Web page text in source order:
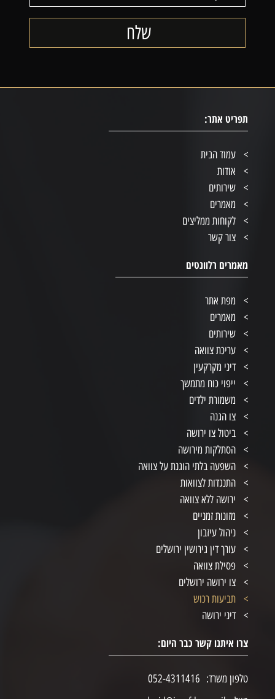
תפריט אתר:
עמוד הבית
אודות
שירותים
מאמרים
לקוחות ממליצים
צור קשר
מאמרים רלוונטים
מפת אתר
מאמרים
שירותים
עריכת צוואה
דיני מקרקעין
ייפוי כוח מתמשך
משמורת ילדים
צו הגנה
ביטול צו ירושה
הסתלקות מירושה
השפעה בלתי הוגנת על צוואה
התנגדות לצוואות
ירושה ללא צוואה
מזונות זמניים
ניהול עיזבון
עורך דין גירושין ירושלים
פסילת צוואה
צו ירושה ירושלים
תביעות רכוש
דיני ירושה
צרו איתנו קשר כבר היום:
טלפון משרד: 052-4311416